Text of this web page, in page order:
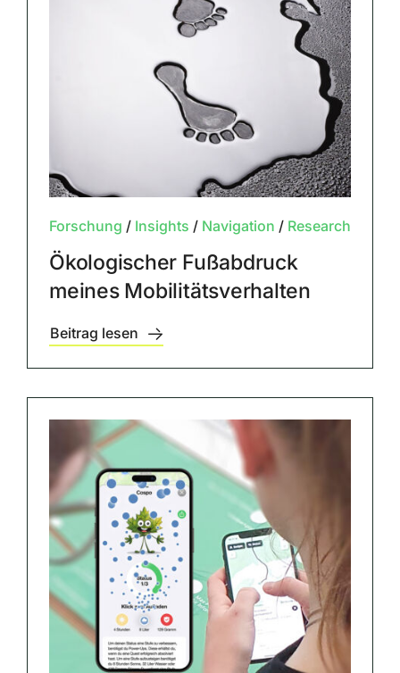
Forschung / Insights / Navigation / Research
Ökologischer Fußabdruck
meines Mobilitätsverhalten
Beitrag lesen